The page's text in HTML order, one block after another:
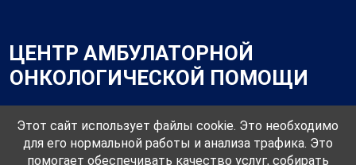
ЦЕНТР АМБУЛАТОРНОЙ
ОНКОЛОГИЧЕСКОЙ ПОМОЩИ
Этот сайт использует файлы cookie. Это необходимо
для его нормальной работы и анализа трафика. Это
помогает обеспечивать качество услуг, собирать